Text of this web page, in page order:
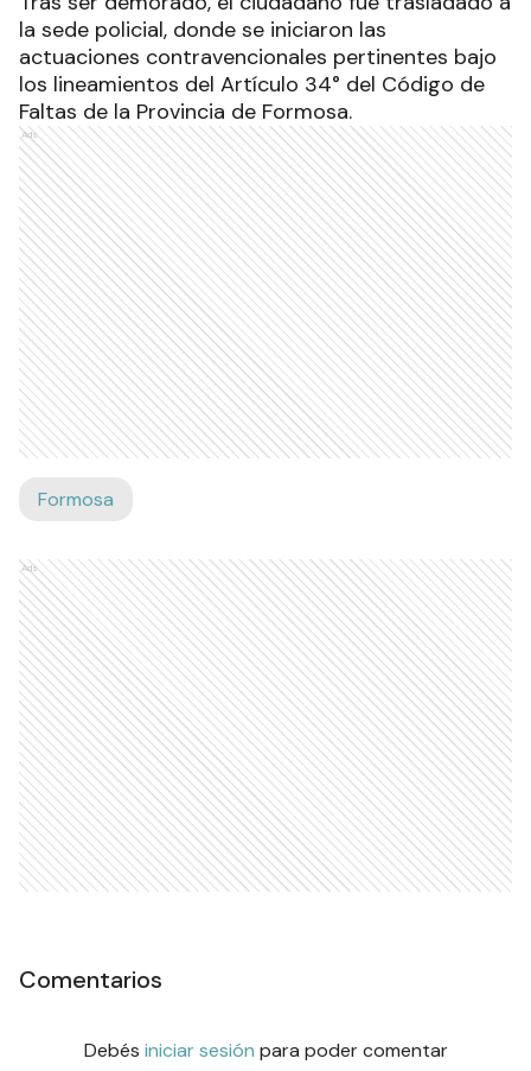
la sede policial, donde se iniciaron las
actuaciones contravencionales pertinentes bajo
los lineamientos del Artículo 34° del Código de
Faltas de la Provincia de Formosa.
Ads
Formosa
Ads
Comentarios
Debés iniciar sesión para poder comentar